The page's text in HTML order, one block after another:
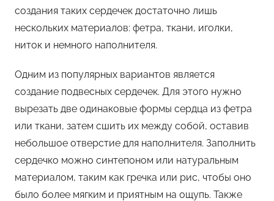
создания таких сердечек достаточно лишь
нескольких материалов: фетра, ткани, иголки,
ниток и немного наполнителя.
Одним из популярных вариантов является
создание подвесных сердечек. Для этого нужно
вырезать две одинаковые формы сердца из фетра
или ткани, затем сшить их между собой, оставив
небольшое отверстие для наполнителя. Заполнить
сердечко можно синтепоном или натуральным
материалом, таким как гречка или рис, чтобы оно
было более мягким и приятным на ощупь. Также